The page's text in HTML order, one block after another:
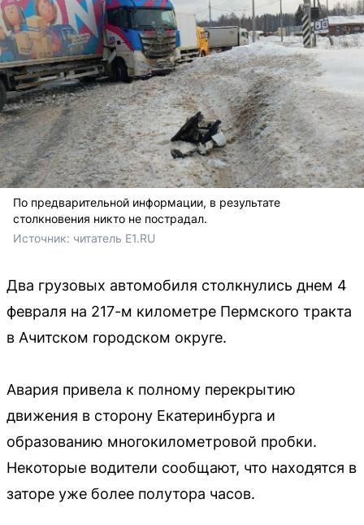
По предварительной информации, в результате
столкновения никто не пострадал.
Источник: читатель E1.RU
Два грузовых автомобиля столкнулись днем 4
февраля на 217-м километре Пермского тракта
в Ачитском городском округе.
Авария привела к полному перекрытию
движения в сторону Екатеринбурга и
образованию многокилометровой пробки.
Некоторые водители сообщают, что находятся в
заторе уже более полутора часов.